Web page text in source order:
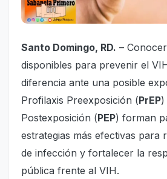
Santo Domingo, RD. –
disponibles para prevenir el
diferencia ante una posible
Profilaxis Preexposición (PrEP)
Postexposición (PEP) forman
estrategias más efectivas para
de infección y fortalecer la
pública frente al VIH.